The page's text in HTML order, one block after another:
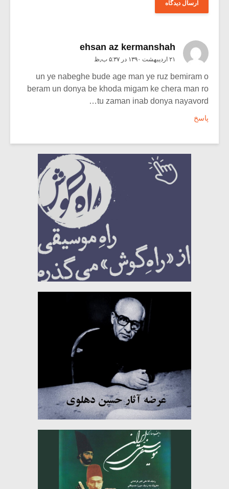
ehsan az kermanshah
۲۱ اردیبهشت ۱۳۹۰ در ۵:۳۷ ب٫ظ
un ye nabeghe bude age man ye ruz bemiram o
beram un donya be khoda migam ke chera man ro
tu zaman inab donya nayavord…
پاسخ